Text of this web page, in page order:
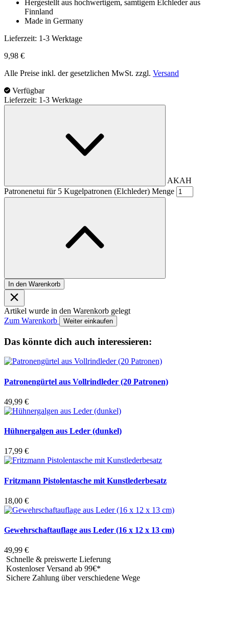
Hergestellt aus hochwertigem, samtigem Elchleder aus
Finnland
Made in Germany
Lieferzeit: 1-3 Werktage
9,98 €
Alle Preise inkl. der gesetzlichen MwSt. zzgl. Versand
Verfügbar
Lieferzeit: 1-3 Werktage
AKAH
Patronenetui für 5 Kugelpatronen (Elchleder) Menge
In den Warenkorb
Artikel wurde in den Warenkorb gelegt
Zum Warenkorb
Weiter einkaufen
Das könnte dich auch interessieren:
Patronengürtel aus Vollrindleder (20 Patronen)
49,99 €
Hühnergalgen aus Leder (dunkel)
17,99 €
Fritzmann Pistolentasche mit Kunstlederbesatz
18,00 €
Gewehrschaftauflage aus Leder (16 x 12 x 13 cm)
49,99 €
Schnelle & preiswerte Lieferung
Kostenloser Versand ab 99€*
Sichere Zahlung über verschiedene Wege